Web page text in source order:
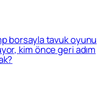
borsayla tavuk oyunu
kim önce geri adım